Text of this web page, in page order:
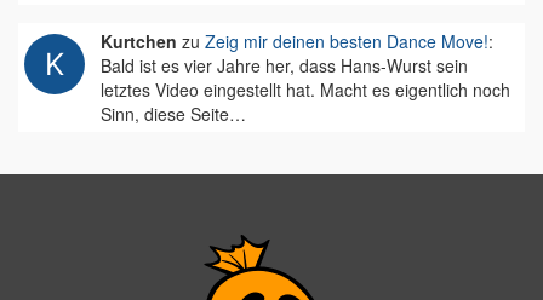
Kurtchen zu Zeig mir deinen besten Dance Move!:
Bald ist es vier Jahre her, dass Hans-Wurst sein
letztes Video eingestellt hat. Macht es eigentlich noch
Sinn, diese Seite…